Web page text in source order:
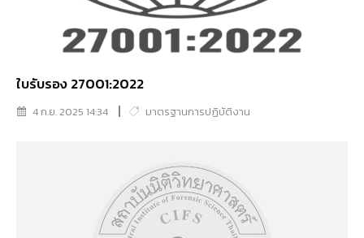
ใบรับรอง 27001:2022
4 ก.ย. 2025 14:34 มาตรฐานการปฏิบัติงาน